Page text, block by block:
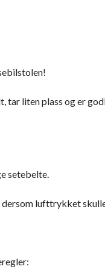
tar liten plass og er
setebelte.
dersom lufttrykket